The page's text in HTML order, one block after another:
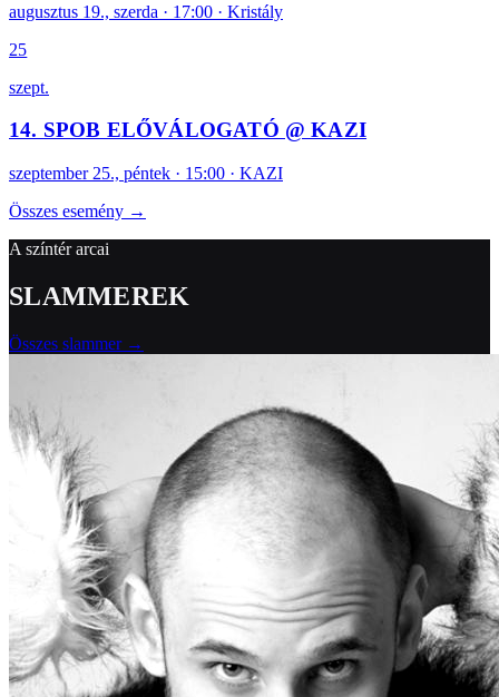
augusztus 19., szerda · 17:00 · Kristály
25
szept.
14. SPOB ELŐVÁLOGATÓ @ KAZI
szeptember 25., péntek · 15:00 · KAZI
Összes esemény →
A színtér arcai
SLAMMEREK
Összes slammer →